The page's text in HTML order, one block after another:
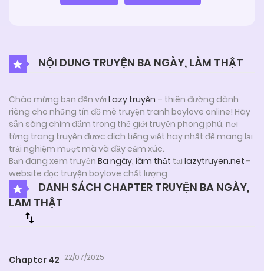
NỘI DUNG TRUYỆN BA NGÀY, LÀM THẬT
Chào mừng bạn đến với Lazy truyện – thiên đường dành
riêng cho những tín đồ mê truyện tranh boylove online! Hãy
sẵn sàng chìm đắm trong thế giới truyện phong phú, nơi
từng trang truyện được dịch tiếng việt hay nhất để mang lại
trải nghiệm mượt mà và đầy cảm xúc.
Bạn đang xem truyện Ba ngày, làm thật tại lazytruyen.net -
website đọc truyện boylove chất lượng
DANH SÁCH CHAPTER TRUYỆN BA NGÀY,
LÀM THẬT
Chapter 42 22/07/2025